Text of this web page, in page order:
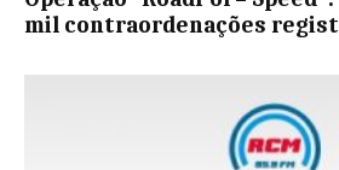
mil contraordenações